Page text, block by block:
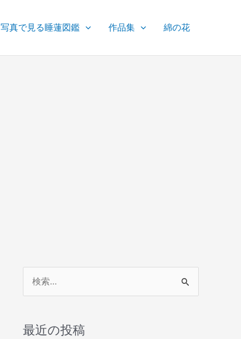
写真で見る睡蓮図鑑 作品集 綿の花
象
最近の投稿